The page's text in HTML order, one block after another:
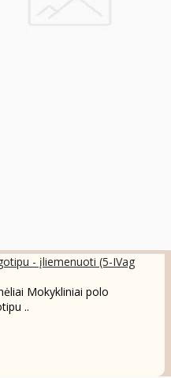
- įliemenuoti (5-IVag
Mokykliniai polo
..